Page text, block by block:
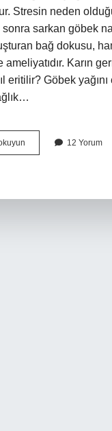
Stresin neden
sarkan göbek
bağ dokusu,
ameliyatıdır. Karın
eritilir? Göbek
Doğumdan
Sonra
12 Yorum